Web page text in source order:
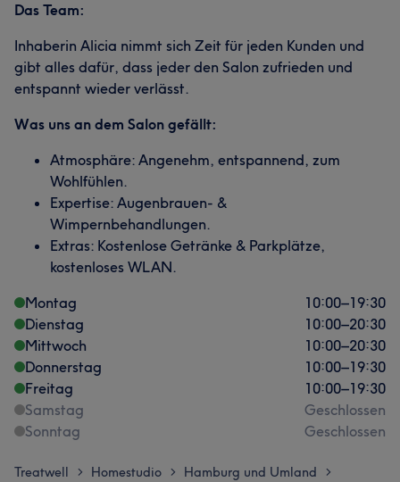
Das Team:
Inhaberin Alicia nimmt sich Zeit für jeden Kunden und
gibt alles dafür, dass jeder den Salon zufrieden und
entspannt wieder verlässt.
Was uns an dem Salon gefällt:
Atmosphäre: Angenehm, entspannend, zum
Wohlfühlen.
Expertise: Augenbrauen- &
Wimpernbehandlungen.
Extras: Kostenlose Getränke & Parkplätze,
kostenloses WLAN.
Montag
10:00–19:30
Dienstag
10:00–20:30
Mittwoch
10:00–20:30
Donnerstag
10:00–19:30
Freitag
10:00–19:30
Samstag
Geschlossen
Sonntag
Geschlossen
Treatwell > Homestudio > Hamburg und Umland >